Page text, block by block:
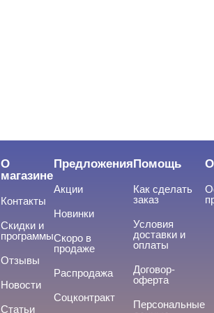
Cвернуть
О
магазине
Контакты
Скидки и
программы
Отзывы
Новости
Статьи
Предложения
Акции
Новинки
Скоро в
продаже
Распродажа
Соцконтракт
Помощь
Как сделать
заказ
Условия
доставки и
оплаты
Договор-
оферта
Персональные